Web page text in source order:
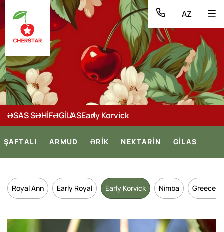
AZ
ƏSAS SƏHİFƏGİLASEarly Korvick
ŞAFTALI ARMUD ƏRİK NEKTARİN GİLAS
Royal Ann Early Royal Early Korvick Nimba Greece